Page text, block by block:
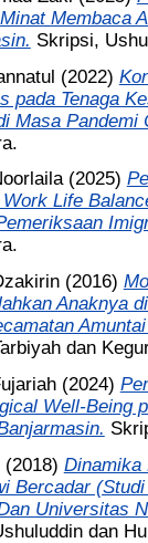
Membaca
Skripsi,
(2022)
pada Tenaga
Masa Pandemi
(2025)
Work Life
(2016)
Anaknya
dan
(2024)
Well-Being
(2018) Dinamika
Bercadar
Universitas
dan